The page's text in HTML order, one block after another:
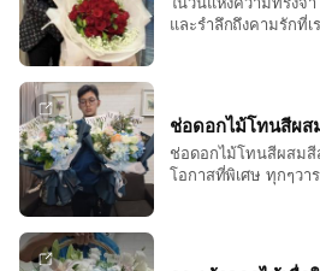
และรำลึกถึงคามรักที่เ
ช่อดอกไม้โทนสีผส
ช่อดอกไม้โทนสีผสมสี
โอกาสที่พิเศษ ทุกๆวา